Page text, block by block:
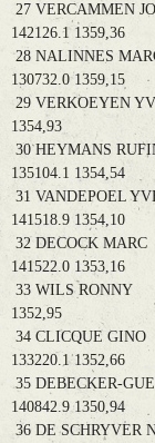
27 VERCAMMEN
142126.1 1359,36
28 NALINNES
130732.0 1359,15
29
1354,93
30 HEYMANS
135104.1 1354,54
31 VANDEPOEL
141518.9 1354,10
32 DECOCK
141522.0 1353,16
33 WILS
1352,95
34 CLICQUE
133220.1 1352,66
35 DEBECKER-
140842.9 1350,94
36 DE